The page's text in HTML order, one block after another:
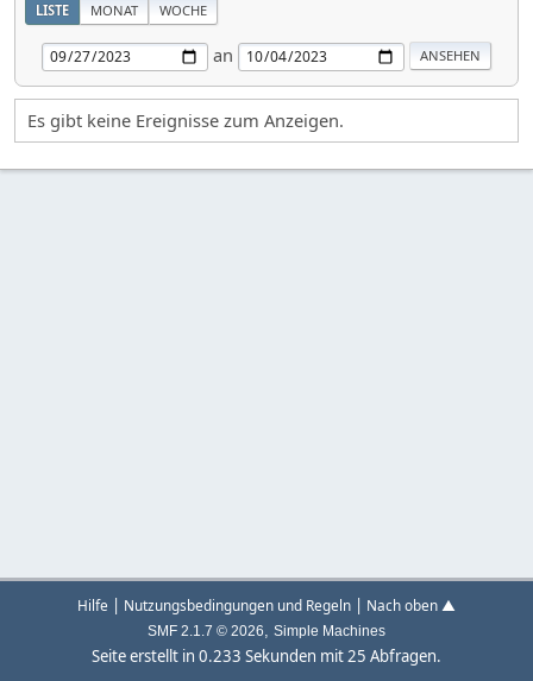
LISTE MONAT WOCHE
an
Es gibt keine Ereignisse zum Anzeigen.
Hilfe | Nutzungsbedingungen und Regeln | Nach oben ▲
SMF 2.1.7 © 2026, Simple Machines
Seite erstellt in 0.233 Sekunden mit 25 Abfragen.